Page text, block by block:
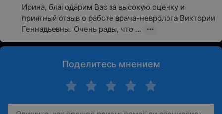
Ирина, благодарим Вас за высокую оценку и
приятный отзыв о работе врача-невролога Виктории
Геннадьевны. Очень рады, что ...
Поделитесь мнением